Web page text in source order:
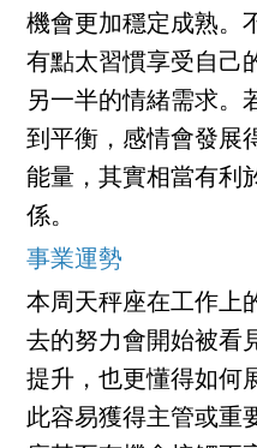
機會更加穩定成熟。
有點太習慣享受自己
另一半的情緒需求。
到平衡，感情會發展
能量，其實相當有利
係。
事業運勢
本周天秤座在工作上
去的努力會開始被看
提升，也更懂得如何
此容易獲得主管或重